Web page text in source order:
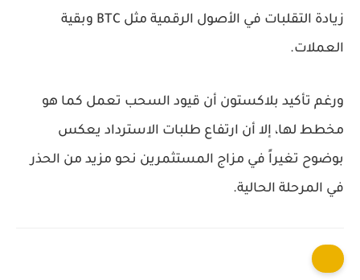
زيادة التقلبات في الأصول الرقمية مثل BTC وبقية
العملات.
ورغم تأكيد بلاكستون أن قيود السحب تعمل كما هو
مخطط لها، إلا أن ارتفاع طلبات الاسترداد يعكس
بوضوح تغيراً في مزاج المستثمرين نحو مزيد من الحذر
في المرحلة الحالية.